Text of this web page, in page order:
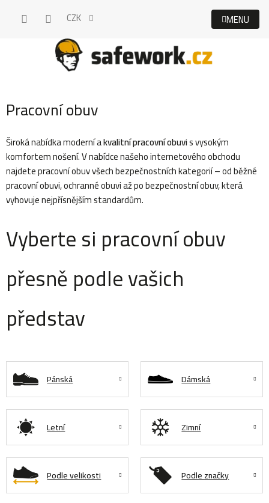
CZK
Pracovní obuv
Široká nabídka moderní akvalitní pracovní obuvis vysokým
komfortem nošení.V nabídce našeho internetového obchodu
najdete pracovní obuv všech bezpečnostních kategorií – od běžné
pracovní obuvi, ochranné obuvi až po bezpečnostní obuv, která
vyhovuje nejpřísnějším standardům.
Vyberte si pracovní obuv
přesně podle vašich
představ
Pánská Dámská
Letní Zimní
Podle velikosti Podle značky